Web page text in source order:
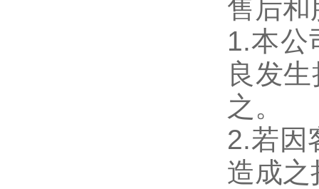
售后和
1.本公
良发
之。
2.若因
造成之